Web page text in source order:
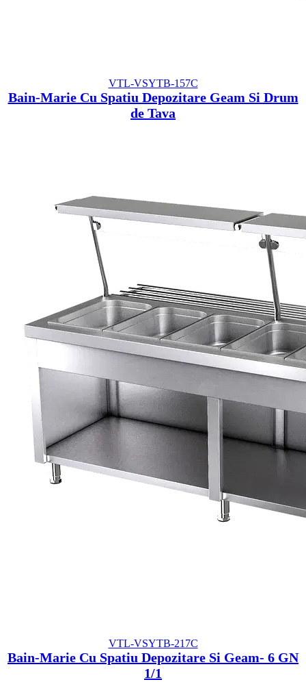
VTL-VSYTB-157C
Bain-Marie Cu Spatiu Depozitare Geam Si Drum
de Tava
VTL-VSYTB-217C
Bain-Marie Cu Spatiu Depozitare Si Geam- 6 GN
1/1